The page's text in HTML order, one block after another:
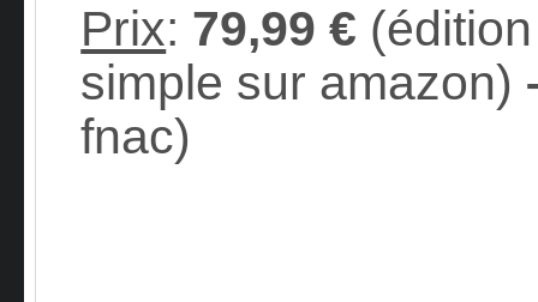
Prix: 79,99 €
simple sur amazon)
fnac)